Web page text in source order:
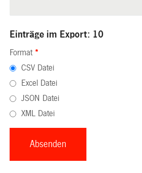
Einträge im Export: 10
Format *
CSV Datei
Excel Datei
JSON Datei
XML Datei